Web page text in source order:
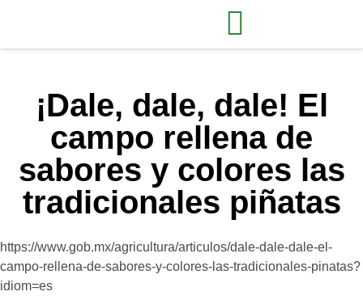
¡Dale, dale, dale! El
campo rellena de
sabores y colores las
tradicionales piñatas
https://www.gob.mx/agricultura/articulos/dale-dale-dale-el-
campo-rellena-de-sabores-y-colores-las-tradicionales-pinatas?
idiom=es